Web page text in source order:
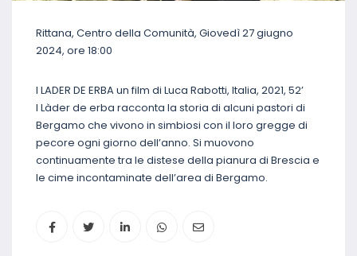
Rittana, Centro della Comunità, Giovedì 27 giugno
2024, ore 18:00
I LADER DE ERBA un film di Luca Rabotti, Italia, 2021, 52’
I Làder de erba racconta la storia di alcuni pastori di
Bergamo che vivono in simbiosi con il loro gregge di
pecore ogni giorno dell’anno. Si muovono
continuamente tra le distese della pianura di Brescia e
le cime incontaminate dell’area di Bergamo.